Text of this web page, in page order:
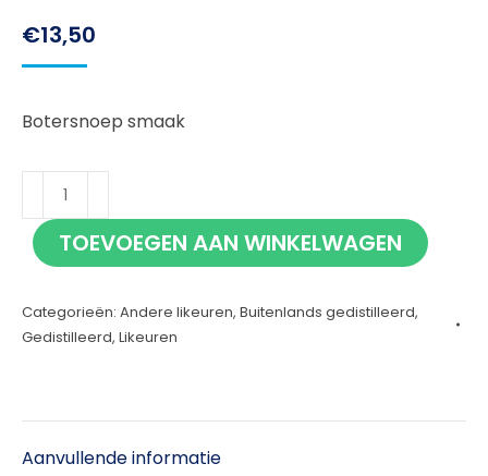
€13,50
Botersnoep smaak
Koekie
Likeur
70cl TOEVOEGEN AAN WINKELWAGEN
Categorieën: Andere likeuren, Buitenlands gedistilleerd,
Gedistilleerd, Likeuren
Aanvullende informatie